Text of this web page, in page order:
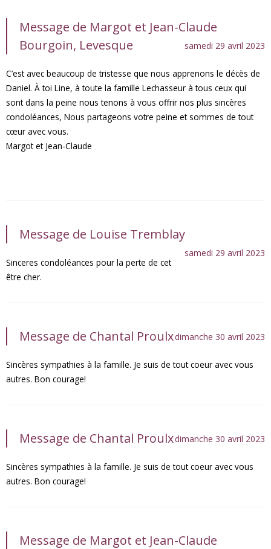
Message de Margot et Jean-Claude
Bourgoin, Levesque
samedi 29 avril 2023
C’est avec beaucoup de tristesse que nous apprenons le décès de
Daniel. À toi Line, à toute la famille Lechasseur à tous ceux qui
sont dans la peine nous tenons à vous offrir nos plus sincères
condoléances, Nous partageons votre peine et sommes de tout
cœur avec vous.
Margot et Jean-Claude
Message de Louise Tremblay
samedi 29 avril 2023
Sinceres condoléances pour la perte de cet
être cher.
Message de Chantal Proulxdimanche 30 avril 2023
Sincères sympathies à la famille. Je suis de tout coeur avec vous
autres. Bon courage!
Message de Chantal Proulxdimanche 30 avril 2023
Sincères sympathies à la famille. Je suis de tout coeur avec vous
autres. Bon courage!
Message de Margot et Jean-Claude